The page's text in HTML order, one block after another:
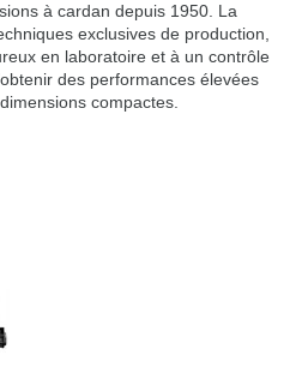
à cardan depuis 1950. La
exclusives de production,
en laboratoire et à un contrôle
des performances élevées
compactes.